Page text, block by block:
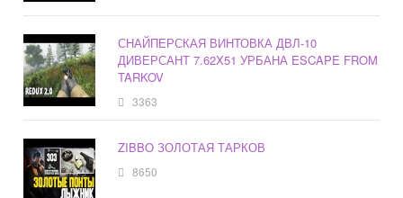
СНАЙПЕРСКАЯ ВИНТОВКА ДВЛ-10
ДИВЕРСАНТ 7.62X51 УРБАНА ESCAPE FROM
TARKOV
3363
ZIBBO ЗОЛОТАЯ ТАРКОВ
8650